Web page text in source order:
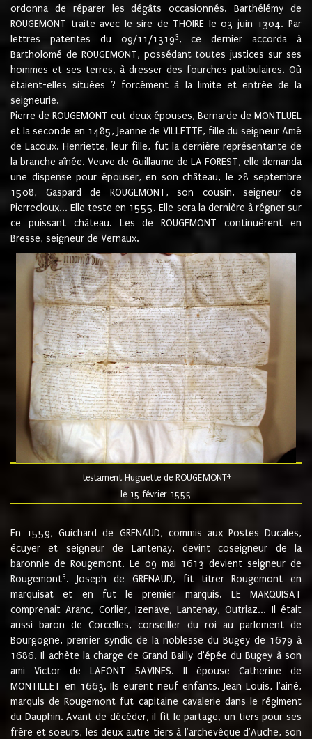
ordonna de réparer les dégâts occasionnés. Barthélémy de
ROUGEMONT traite avec le sire de THOIRE le 03 juin 1304. Par
lettres patentes du 09/11/13193, ce dernier accorda à
Bartholomé de ROUGEMONT, possédant toutes justices sur ses
hommes et ses terres, à dresser des fourches patibulaires. Où
étaient-elles situées ? forcément à la limite et entrée de la
seigneurie.
Pierre de ROUGEMONT eut deux épouses, Bernarde de MONTLUEL
et la seconde en 1485, Jeanne de VILLETTE, fille du seigneur Amé
de Lacoux. Henriette, leur fille, fut la dernière représentante de
la branche aînée. Veuve de Guillaume de LA FOREST, elle demanda
une dispense pour épouser, en son château, le 28 septembre
1508, Gaspard de ROUGEMONT, son cousin, seigneur de
Pierrecloux... Elle teste en 1555. Elle sera la dernière à régner sur
ce puissant château. Les de ROUGEMONT continuèrent en
Bresse, seigneur de Vernaux.
testament Huguette de ROUGEMONT4
le 15 février 1555
En 1559, Guichard de GRENAUD, commis aux Postes Ducales,
écuyer et seigneur de Lantenay, devint coseigneur de la
baronnie de Rougemont. Le 09 mai 1613 devient seigneur de
Rougemont5. Joseph de GRENAUD, fit titrer Rougemont en
marquisat et en fut le premier marquis. LE MARQUISAT
comprenait Aranc, Corlier, Izenave, Lantenay, Outriaz... Il était
aussi baron de Corcelles, conseiller du roi au parlement de
Bourgogne, premier syndic de la noblesse du Bugey de 1679 à
1686. Il achète la charge de Grand Bailly d'épée du Bugey à son
ami Victor de LAFONT SAVINES. Il épouse Catherine de
MONTILLET en 1663. Ils eurent neuf enfants. Jean Louis, l'ainé,
marquis de Rougemont fut capitaine cavalerie dans le régiment
du Dauphin. Avant de décéder, il fit le partage, un tiers pour ses
frère et soeurs, les deux autre tiers à l'archevêque d'Auche, son